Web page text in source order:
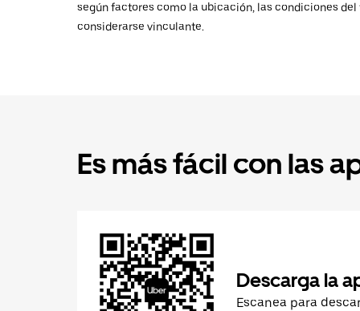
según factores como la ubicación, las condiciones
considerarse vinculante.
Es más fácil con las
Descarga la
Escanea para